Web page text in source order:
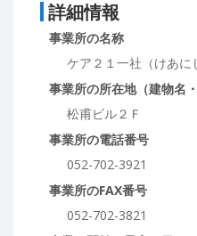
詳細情報
事業所の名称
ケア２１一社（けあに
事業所の所在地（建物名
松甫ビル２Ｆ
事業所の電話番号
052-702-3921
事業所のFAX番号
052-702-3821